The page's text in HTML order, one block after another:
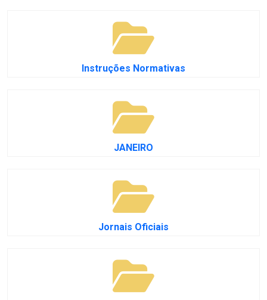
Instruções Normativas
JANEIRO
Jornais Oficiais